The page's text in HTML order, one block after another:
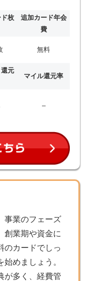
枚
追加カード年会
費
無料
元
マイル還元率
–
事業のフェーズ
創業期や資金に
のカードでしっ
めましょう。
が多く、経費管